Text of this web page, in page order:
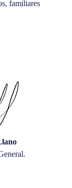
familiares